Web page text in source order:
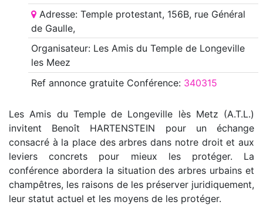
Adresse: Temple protestant, 156B, rue Général
de Gaulle,
Organisateur: Les Amis du Temple de Longeville
les Meez
Ref annoncegratuite Conférence: 340315
Les Amis du Temple de Longeville lès Metz (A.T.L.)
invitent Benoît HARTENSTEIN pour un échange
consacré à la place des arbres dans notre droit et aux
leviers concrets pour mieux les protéger. La
conférence abordera la situation des arbres urbains et
champêtres, les raisons de les préserver juridiquement,
leur statut actuel et les moyens de les protéger.